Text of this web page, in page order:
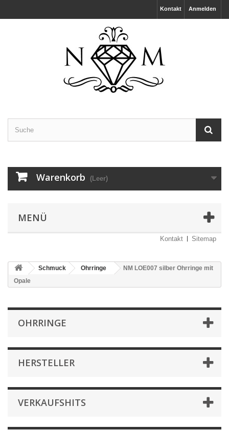
Anmelden
Kontakt
Warenkorb (Leer)
MENÜ
Kontakt Sitemap
Schmuck Ohrringe
NM LOE007 silber Ohrringe mit
Opale
OHRRINGE
HERSTELLER
VERKAUFSHITS